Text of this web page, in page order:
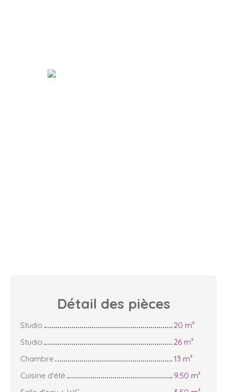
Détail des pièces
Studio
20 m²
Studio
26 m²
Chambre
13 m²
Cuisine d'été
9.50 m²